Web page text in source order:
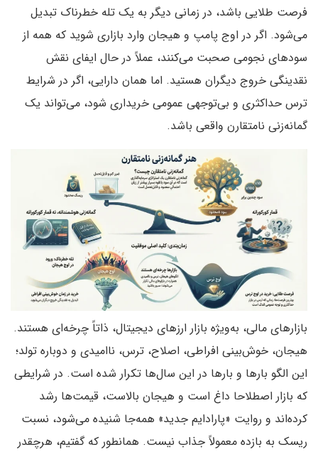
فرصت طلایی باشد، در زمانی دیگر به یک تله خطرناک تبدیل
می‌شود. اگر در اوج پامپ و هیجان وارد بازاری شوید که همه از
سودهای نجومی صحبت می‌کنند، عملاً در حال ایفای نقش
نقدینگی خروج دیگران هستید. اما همان دارایی، اگر در شرایط
ترس حداکثری و بی‌توجهی عمومی خریداری شود، می‌تواند یک
گمانه‌زنی نامتقارن واقعی باشد.
بازارهای مالی، به‌ویژه بازار ارزهای دیجیتال، ذاتاً چرخه‌ای هستند.
هیجان، خوش‌بینی افراطی، اصلاح، ترس، ناامیدی و دوباره تولد؛
این الگو بارها و بارها در این سال‌ها تکرار شده است. در شرایطی
که بازار اصطلاحا داغ است و هیجان بالاست، قیمت‌ها رشد
کرده‌اند و روایت «پارادایم جدید» همه‌جا شنیده می‌شود، نسبت
ریسک به بازده معمولاً جذاب نیست. همانطور که گفتیم، هرچقدر